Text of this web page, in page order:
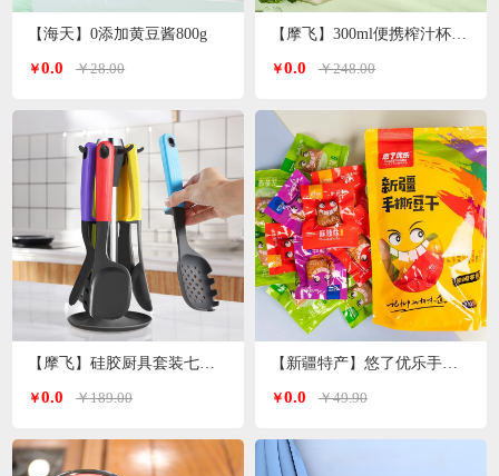
【海天】0添加黄豆酱800g
￥0.0 ￥28.00
￥0.0 ￥189.00
￥0.0 ￥248.00
￥0.0 ￥49.90